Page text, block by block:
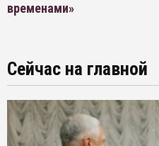
временами»
Сейчас на главной